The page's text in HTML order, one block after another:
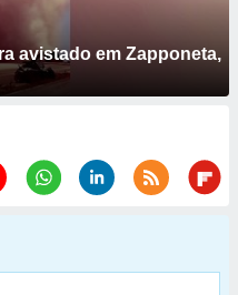
avistado em Zapponeta,